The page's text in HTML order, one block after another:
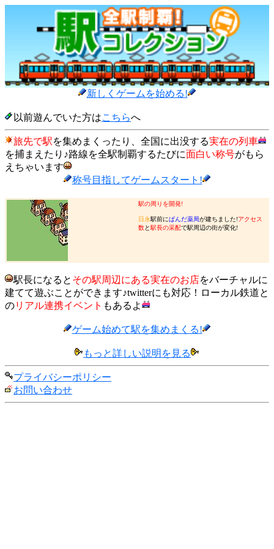
新しくゲームを始める!
以前遊んでいた方はこちらへ
旅先で駅を集めまくったり、全国に出没する実在の列車
を捕まえたり♪路線を全駅制覇するたびに面白い称号がもら
えちゃいます
称号目指してゲームスタート!
駅の周りを開発!
日永駅前にぱんだ薬局が建ちました!アクセス
数と駅長の采配で駅周辺の街が変化!
駅長になると その駅周辺にある実在のお店をバーチャルに
建てて遊ぶことができます♪twitterにも対応！ローカル鉄道と
のリアル連携イベント もあるよ
ゲーム始めて駅を集めまくる!
もっと詳しい説明を見る
プライバシーポリシー
お問い合わせ